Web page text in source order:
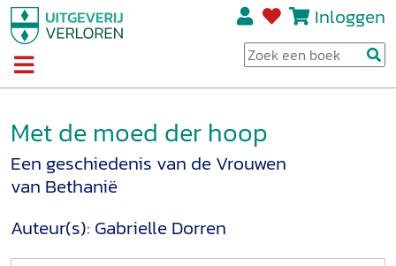
Inloggen
Met de moed der hoop
Een geschiedenis van de Vrouwen
van Bethanië
Auteur(s): Gabrielle Dorren